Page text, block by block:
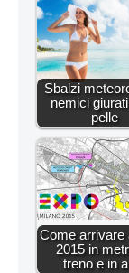
Sbalzi
nemici
pelle
Come arrivare
2015 in
treno e in